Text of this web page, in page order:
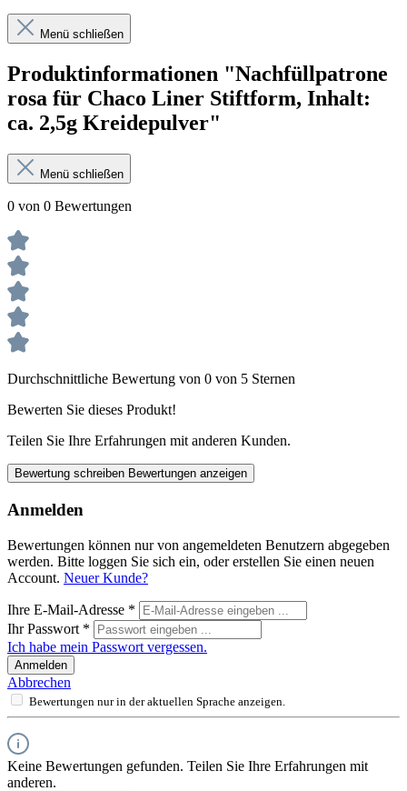
Menü schließen
Produktinformationen "Nachfüllpatrone
rosa für Chaco Liner Stiftform, Inhalt:
ca. 2,5g Kreidepulver"
Menü schließen
0 von 0 Bewertungen
Durchschnittliche Bewertung von 0 von 5 Sternen
Bewerten Sie dieses Produkt!
Teilen Sie Ihre Erfahrungen mit anderen Kunden.
Bewertung schreiben Bewertungen anzeigen
Anmelden
Bewertungen können nur von angemeldeten Benutzern abgegeben
werden. Bitte loggen Sie sich ein, oder erstellen Sie einen neuen
Account. Neuer Kunde?
Ihre E-Mail-Adresse *
Ihr Passwort *
Ich habe mein Passwort vergessen.
Anmelden
Abbrechen
Bewertungen nur in der aktuellen Sprache anzeigen.
Keine Bewertungen gefunden. Teilen Sie Ihre Erfahrungen mit
anderen.